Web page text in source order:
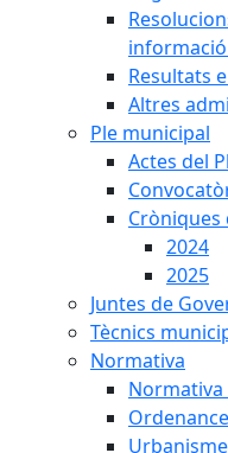
Resultats
Altres
Ple municipal
Actes del
Cròniques
2024
2025
Juntes de
Tècnics
Normativa
Urbanisme